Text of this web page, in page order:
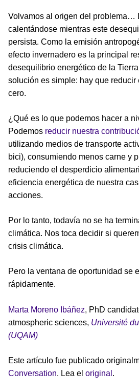
Volvamos al origen del problema…
calentándose mientras este
persista. Como la emisión
efecto invernadero es la principal
desequilibrio energético de la
solución es simple: hay que reducir
cero.
¿Qué es lo que podemos hacer a
Podemos reducir nuestra
utilizando medios de transporte
bici), consumiendo menos carne y
reduciendo el desperdicio
eficiencia energética de nuestra
acciones.
Por lo tanto, todavía no se ha
climática. Nos toca decidir si
crisis climática.
Pero la ventana de oportunidad se
rápidamente.
Marta Moreno Ibáñez, PhD
atmospheric sciences, Université
(UQAM)
Este artículo fue publicado
Conversation. Lea el original .